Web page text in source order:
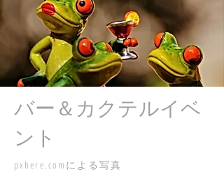
バー＆カクテルイベ
ント
pxhere.comによる写真